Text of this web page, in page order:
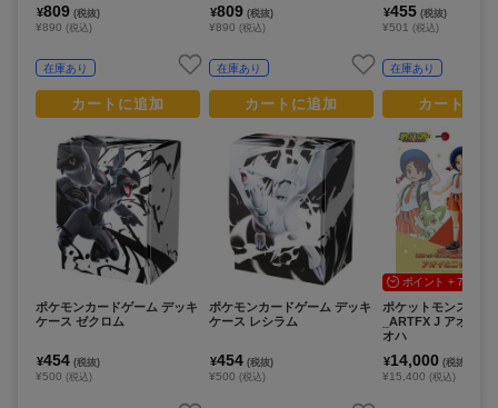
¥809 (税抜)
¥890 (税込)
在庫あり
カートに追加
ポケモンカードゲーム デッキ
ケース ゼクロム
¥454 (税抜)
¥500 (税込)
¥809 (税抜)
¥890 (税込)
在庫あり
カートに追加
ポケモンカードゲーム デッキ
ケース レシラム
¥454 (税抜)
¥500 (税込)
¥455 (税抜)
¥501 (税込)
在庫あり
カートに
ポイント + 75%還
ポケットモンスター
_ARTFX J アオイ
オハ
¥14,000 (税抜)
¥15,400 (税込)